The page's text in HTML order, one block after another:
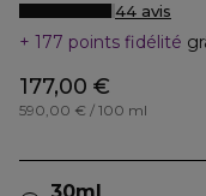
44 avis
177 points fidélité
177,00 €
590,00 € / 100 ml